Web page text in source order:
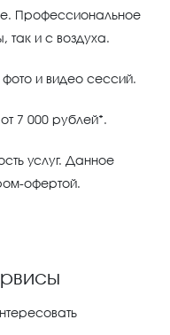
Профессиональное
так и с воздуха.
и видео сессий.
7 000 рублей*.
услуг. Данное
офертой.